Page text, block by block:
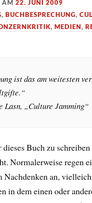
AM22. JUNI 2009
,BUCHBESPRECHUNG,
,MEDIEN,
ist das am weitesten
Lasn, „Culture Jamming“
Buch zu
Normalerweise regen
Nachdenken an,
in dem einen oder